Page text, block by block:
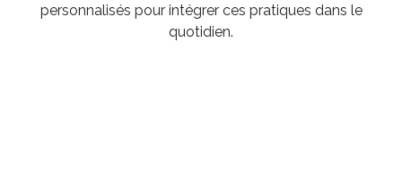
personnalisés pour intégrer ces pratiques dans le
quotidien.